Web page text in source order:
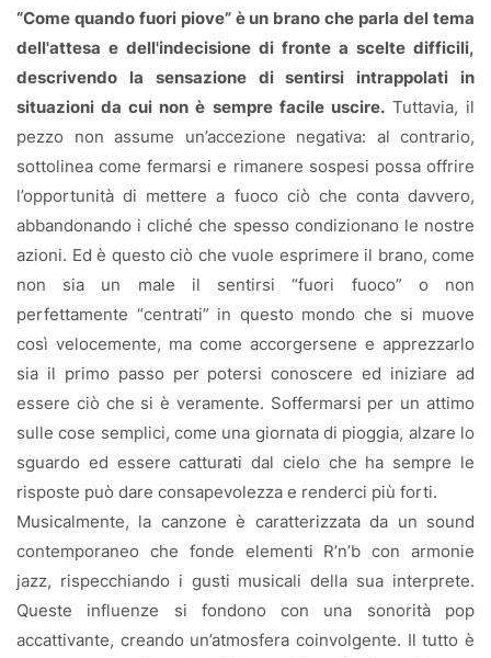
“Come quando fuori piove” è un brano che parla del tema
dell'attesa e dell'indecisione di fronte a scelte difficili,
descrivendo la sensazione di sentirsi intrappolati in
situazioni da cui non è sempre facile uscire.Tuttavia, il
pezzo non assume un’accezione negativa: al contrario,
sottolinea come fermarsi e rimanere sospesi possa offrire
l’opportunità di mettere a fuoco ciò che conta davvero,
abbandonando i cliché che spesso condizionano le nostre
azioni. Ed è questo ciò che vuole esprimere il brano, come
non sia un male il sentirsi “fuori fuoco” o non
perfettamente “centrati” in questo mondo che si muove
così velocemente, ma come accorgersene e apprezzarlo
sia il primo passo per potersi conoscere ed iniziare ad
essere ciò che si è veramente. Soffermarsi per un attimo
sulle cose semplici, come una giornata di pioggia, alzare lo
sguardo ed essere catturati dal cielo che ha sempre le
risposte può dare consapevolezza e renderci più forti.
Musicalmente, la canzone è caratterizzata da un sound
contemporaneo che fonde elementi R’n’b con armonie
jazz, rispecchiando i gusti musicali della sua interprete.
Queste influenze si fondono con una sonorità pop
accattivante, creando un’atmosfera coinvolgente. Il tutto è